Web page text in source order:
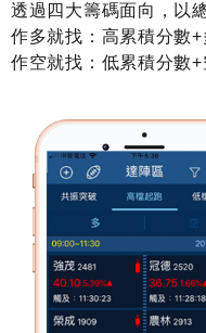
透過四大籌碼面向，以
作多就找：高累積分數
作空就找：低累積分數